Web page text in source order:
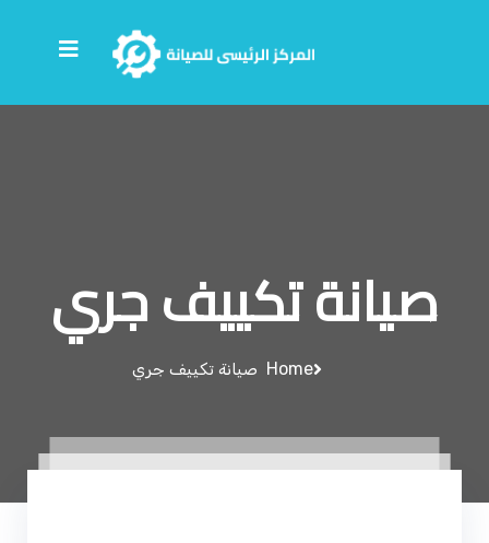
صيانة تكييف جري
Home صيانة تكييف جري